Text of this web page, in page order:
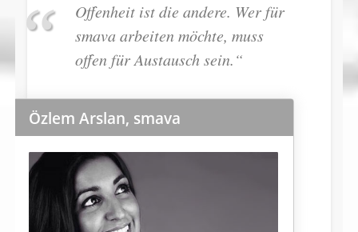
Offenheit ist die andere. Wer für
smava arbeiten möchte, muss
offen für Austausch sein.“
Özlem Arslan, smava